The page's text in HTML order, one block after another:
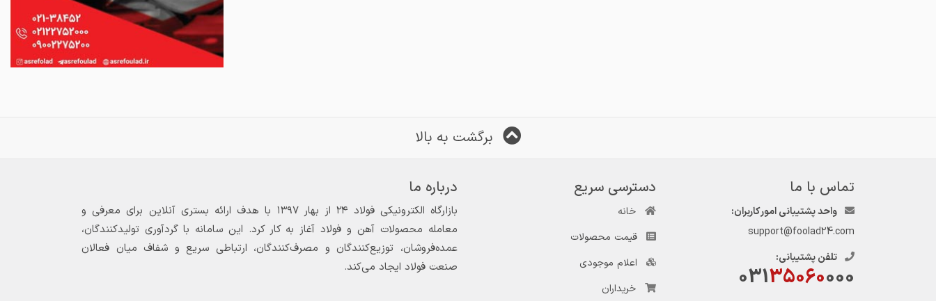
برگشت به بالا
تماس با ما
واحد پشتیبانی امور کاربران:
support@foolad24.com
تلفن پشتیبانی:
03135060000
دسترسی سریع
خانه
قیمت محصولات
اعلام موجودی
خریداران
درباره ما
بازارگاه الکترونیکی فولاد ۲۴ از بهار ۱۳۹۷ با هدف ارائه بستری آنلاین برای معرفی و
معامله محصولات آهن و فولاد آغاز به کار کرد. این سامانه با گردآوری تولیدکنندگان،
عمده‌فروشان، توزیع‌کنندگان و مصرف‌کنندگان، ارتباطی سریع و شفاف میان فعالان
صنعت فولاد ایجاد می‌کند.